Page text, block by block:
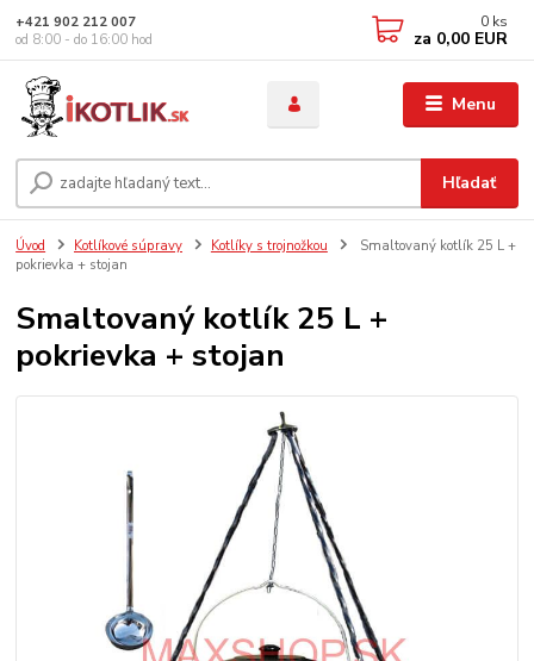
Menu
Hľadať
+421 902 212 007
od 8:00 - do 16:00 hod
0 ks
za 0,00 EUR
Úvod Kotlíkové súpravy Kotlíky s trojnožkou
Smaltovaný kotlík 25 L +
pokrievka + stojan
Smaltovaný kotlík 25 L +
pokrievka + stojan